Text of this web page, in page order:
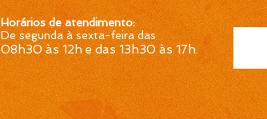
Horários de atendimento:
De segunda à sexta-feira das
08h30 às 12h e das 13h30 às 17h.